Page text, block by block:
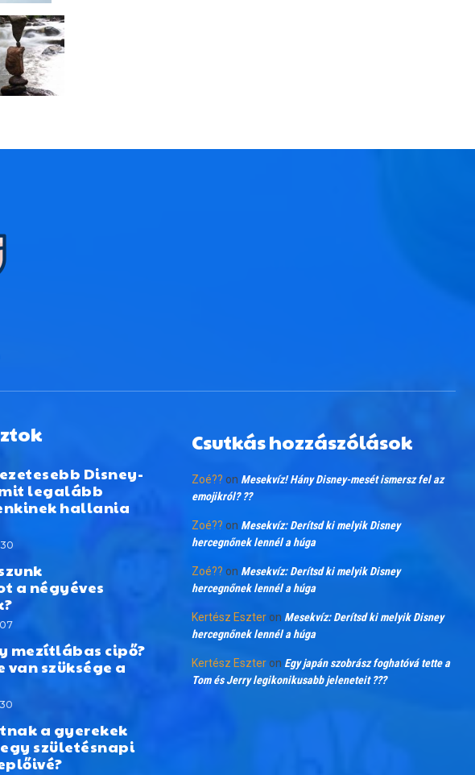
Disney-
legalább
hallania
a négyéves
mezítlábas cipő?
szüksége a
a gyerekek
születésnapi
Csutkás hozzászólások
Zoé?? on Mesekvíz! Hány Disney-mesét ismersz fel az
emojikról? ??
Zoé?? on Mesekvíz: Derítsd ki melyik Disney
hercegnőnek lennél a húga
Zoé?? on Mesekvíz: Derítsd ki melyik Disney
hercegnőnek lennél a húga
Kertész Eszteron Mesekvíz: Derítsd ki melyik Disney
hercegnőnek lennél a húga
Kertész Eszteron Egy japán szobrász foghatóvá tette a
Tom és Jerry legikonikusabb jeleneteit ???